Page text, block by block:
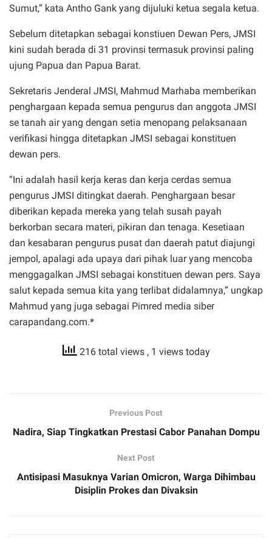
Sumut,” kata Antho Gank yang dijuluki ketua segala ketua.
Sebelum ditetapkan sebagai konstiuen Dewan Pers, JMSI
kini sudah berada di 31 provinsi termasuk provinsi paling
ujung Papua dan Papua Barat.
Sekretaris Jenderal JMSI, Mahmud Marhaba memberikan
penghargaan kepada semua pengurus dan anggota JMSI
se tanah air yang dengan setia menopang pelaksanaan
verifikasi hingga ditetapkan JMSI sebagai konstituen
dewan pers.
“Ini adalah hasil kerja keras dan kerja cerdas semua
pengurus JMSI ditingkat daerah. Penghargaan besar
diberikan kepada mereka yang telah susah payah
berkorban secara materi, pikiran dan tenaga. Kesetiaan
dan kesabaran pengurus pusat dan daerah patut diajungi
jempol, apalagi ada upaya dari pihak luar yang mencoba
menggagalkan JMSI sebagai konstituen dewan pers. Saya
salut kepada semua kita yang terlibat didalamnya,” ungkap
Mahmud yang juga sebagai Pimred media siber
carapandang.com.*
216 total views , 1 views today
Previous Post
Nadira, Siap Tingkatkan Prestasi Cabor Panahan Dompu
Next Post
Antisipasi Masuknya Varian Omicron, Warga Dihimbau
Disiplin Prokes dan Divaksin